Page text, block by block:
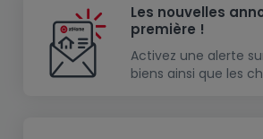
Maison mitoyenne
Maison jumelée
Chambre
Studio
Résidence
Lotissement
Maison à construire
Modèle de maison
Immeuble de rapport
Les nouvelles
première !
Activez une alerte
biens ainsi que les